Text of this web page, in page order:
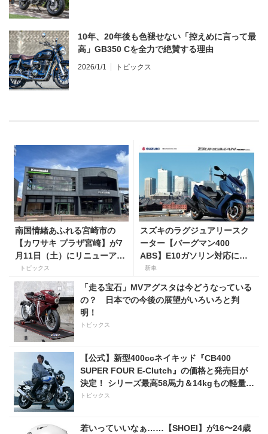
10年、20年後も色褪せない「控えめに言って最
高」GB350 Cを全力で絶賛する理由
2026/1/1 トピックス
南国情緒あふれる宮崎市の
【カワサキ プラザ宮崎】が7
月11日（土）にリニューアル
オープン！
トピックス
スズキのラグジュアリースク
ーター【バーグマン400
ABS】E10ガソリン対応に仕
様変更して発売。価格は据え
置きの98万100円！
新車
「走る宝石」MVアグスタは今どうなっている
の？ 日本での今後の展望がいろいろと判
明！
トピックス
【公式】新型400ccネイキッド『CB400
SUPER FOUR E-Clutch』の価格と発売日が
決定！ シリーズ最高58馬力＆14kgもの軽量
化!? 完全に「旧CB400SF」を超えた!?
トピックス
若いっていいなぁ……【SHOEI】が16〜24歳